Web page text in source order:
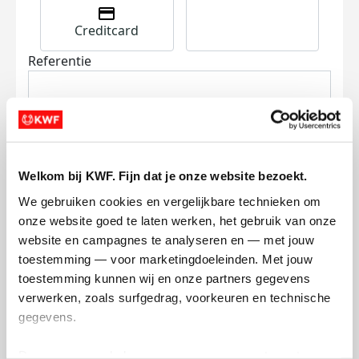
Welkom bij KWF. Fijn dat je onze website bezoekt.
We gebruiken cookies en vergelijkbare technieken om
onze website goed te laten werken, het gebruik van onze
website en campagnes te analyseren en — met jouw
toestemming — voor marketingdoeleinden. Met jouw
toestemming kunnen wij en onze partners gegevens
verwerken, zoals surfgedrag, voorkeuren en technische
gegevens.
Creditcard
Referentie
Ik wil bijdragen aan de transactiekosten
en betaal €0.75 extra.
Doneer nu